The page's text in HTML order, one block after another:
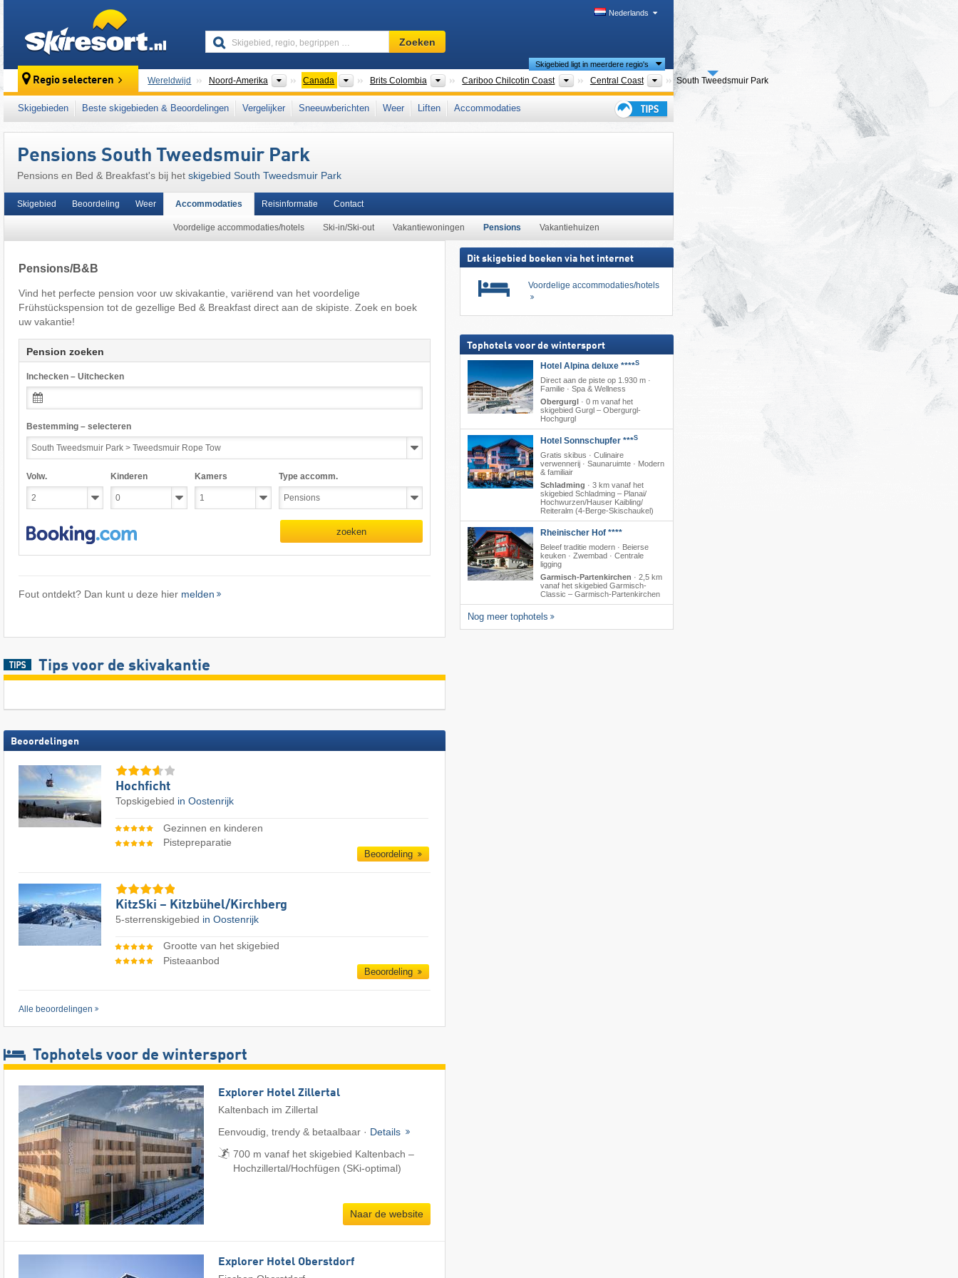
Nederlands
Skigebied,
regio,
…
Zoeken
Regio selecteren Wereldwijd Noord-Amerika Continenten
Canada LandenBrits Colombia Provincies
Cariboo Chilcotin Coast Toeristische regio's
Central Coast Regionale districten
Skigebied ligt in meerdere regio's
South Tweedsmuir Park
Dit skigebied ligt ook in: Interior Plateau, Coast Mountains West-Canada Pacific Coast Ranges
Skigebieden Beste skigebieden & Beoordelingen Vergelijker Sneeuwberichten Weer Liften
Accommodaties
Pensions South Tweedsmuir Park
Pensions en Bed & Breakfast's bij het skigebied South Tweedsmuir Park
Skigebied Beoordeling Weer Accommodaties
Voordelige accommodaties/hotels Ski-in/Ski-out Vakantiewoningen Pensions Vakantiehuizen
Reisinformatie Contact
Pensions/B&B
Vind het perfecte pension voor uw skivakantie, variërend van het voordelige
Frühstückspension tot de gezellige Bed & Breakfast direct aan de skipiste. Zoek en boek
uw vakantie!
Pension zoeken
Inchecken – Uitchecken
Bestemming – selecteren
Volw. Kinderen Kamers Type accomm.
zoeken
Fout ontdekt? Dan kunt u deze hier melden
Tips voor de skivakantie
Beoordelingen
Hochficht
Topskigebied in Oostenrijk
Gezinnen en kinderen
Pistepreparatie
Beoordeling
KitzSki – Kitzbühel/​Kirchberg
5-sterrenskigebied in Oostenrijk
Grootte van het skigebied
Pisteaanbod
Beoordeling
Alle beoordelingen
Tophotels voor de wintersport
Explorer Hotel Zillertal
Kaltenbach im Zillertal
Eenvoudig, trendy & betaalbaar · Details
700 m vanaf het skigebied Kaltenbach –
Hochzillertal/​Hochfügen (SKi-optimal)
Naar de website
Explorer Hotel Oberstdorf
Dit skigebied boeken via het internet
Voordelige accommodaties/hotels
Tophotels voor de wintersport
Hotel Alpina deluxe ****S
Direct aan de piste op 1.930 m ·
Familie · Spa & Wellness
Obergurgl· 0 m vanaf het
skigebied Gurgl – Obergurgl-
Hochgurgl
Hotel Sonnschupfer ***S
Gratis skibus · Culinaire
verwennerij · Saunaruimte · Modern
& familiair
Schladming · 3 km vanaf het
skigebied Schladming – Planai/​
Hochwurzen/​Hauser Kaibling/​
Reiteralm (4-Berge-Skischaukel)
Rheinischer Hof ****
Beleef traditie modern · Beierse
keuken · Zwembad · Centrale
ligging
Garmisch-Partenkirchen · 2,5 km
vanaf het skigebied Garmisch-
Classic – Garmisch-Partenkirchen
Nog meer tophotels